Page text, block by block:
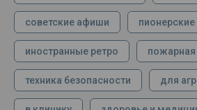
советские афиши пионерские
иностранные ретро пожарная
техника безопасности для